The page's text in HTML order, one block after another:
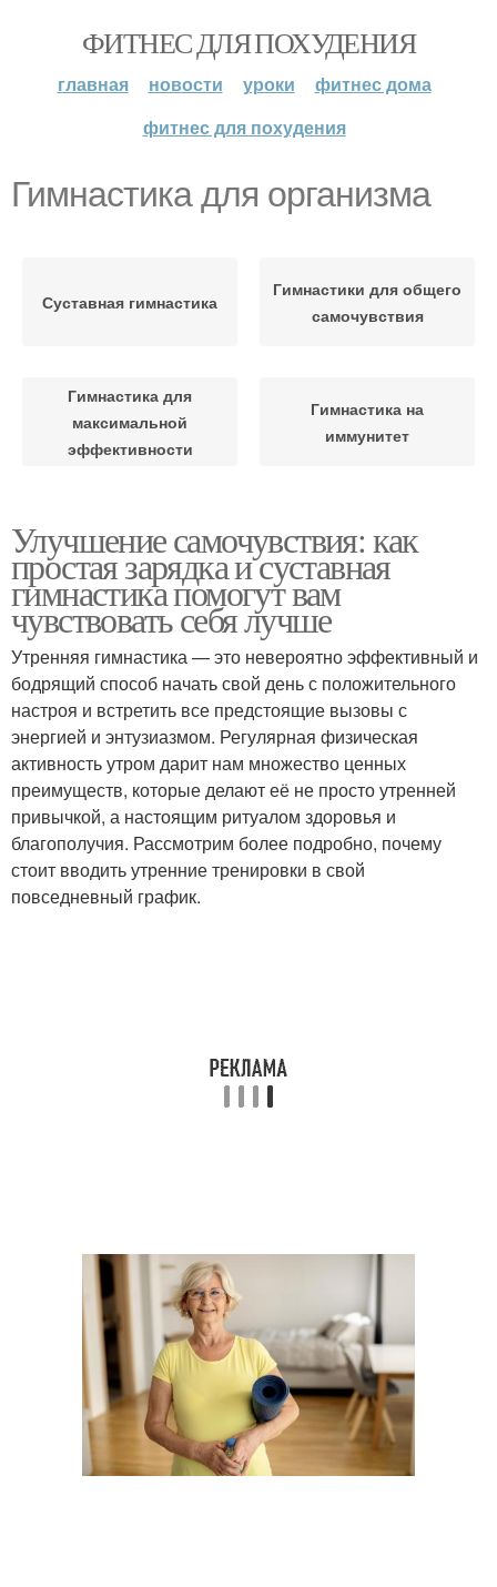
ФИТНЕС ДЛЯ ПОХУДЕНИЯ
главная новости уроки
фитнес дома
фитнес для похудения
Гимнастика для организма
Суставная гимнастика
Гимнастики для общего
самочувствия
Гимнастика для
максимальной
эффективности
Гимнастика на
иммунитет
Улучшение самочувствия: как
простая зарядка и суставная
гимнастика помогут вам
чувствовать себя лучше
Утренняя гимнастика — это невероятно эффективный и
бодрящий способ начать свой день с положительного
настроя и встретить все предстоящие вызовы с
энергией и энтузиазмом. Регулярная физическая
активность утром дарит нам множество ценных
преимуществ, которые делают её не просто утренней
привычкой, а настоящим ритуалом здоровья и
благополучия. Рассмотрим более подробно, почему
стоит вводить утренние тренировки в свой
повседневный график.